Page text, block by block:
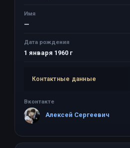
Имя
—
Дата рождения
1 января 1960 г
Контактные данные
Вконтакте
Алексей Сергеевич